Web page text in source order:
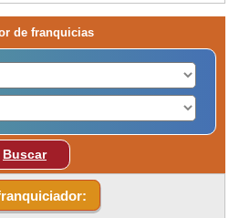
de franquicias
Buscar